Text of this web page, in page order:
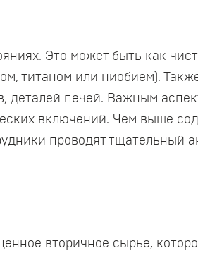
Это может быть как
титаном или ниобием).
деталей печей. Важным
включений. Чем выше
проводят тщательный
вторичное сырье,